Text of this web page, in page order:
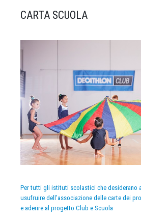
CARTA SCUOLA
Per tutti gli istituti scolastici che desiderano
usufruire dell’associazione delle carte dei
e aderire al progetto Club e Scuola